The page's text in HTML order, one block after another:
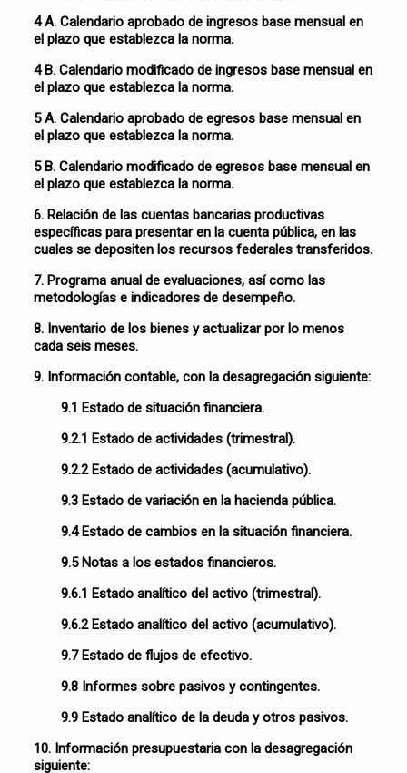
4 A. Calendario aprobado de ingresos base mensual en
el plazo que establezca la norma.
4 B. Calendario modificado de ingresos base mensual en
el plazo que establezca la norma.
5 A. Calendario aprobado de egresos base mensual en
el plazo que establezca la norma.
5 B. Calendario modificado de egresos base mensual en
el plazo que establezca la norma.
6. Relación de las cuentas bancarias productivas
específicas para presentar en la cuenta pública, en las
cuales se depositen los recursos federales transferidos.
7. Programa anual de evaluaciones, así como las
metodologías e indicadores de desempeño.
8. Inventario de los bienes y actualizar por lo menos
cada seis meses.
9. Información contable, con la desagregación siguiente:
9.1 Estado de situación financiera.
9.2.1 Estado de actividades (trimestral).
9.2.2 Estado de actividades (acumulativo).
9.3 Estado de variación en la hacienda pública.
9.4 Estado de cambios en la situación financiera.
9.5 Notas a los estados financieros.
9.6.1 Estado analítico del activo (trimestral).
9.6.2 Estado analítico del activo (acumulativo).
9.7 Estado de flujos de efectivo.
9.8 Informes sobre pasivos y contingentes.
9.9 Estado analítico de la deuda y otros pasivos.
10. Información presupuestaria con la desagregación
siguiente: